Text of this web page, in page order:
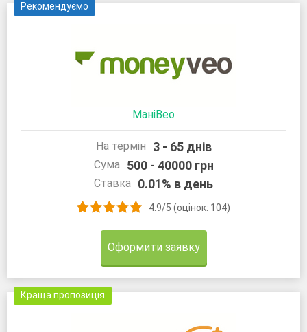
Рекомендуємо
МаніВео
На термін 3 - 65 днів
Сума 500 - 40000 грн
Ставка 0.01% в день
4.9/5 (оцінок: 104)
Оформити заявку
Краща пропозиція